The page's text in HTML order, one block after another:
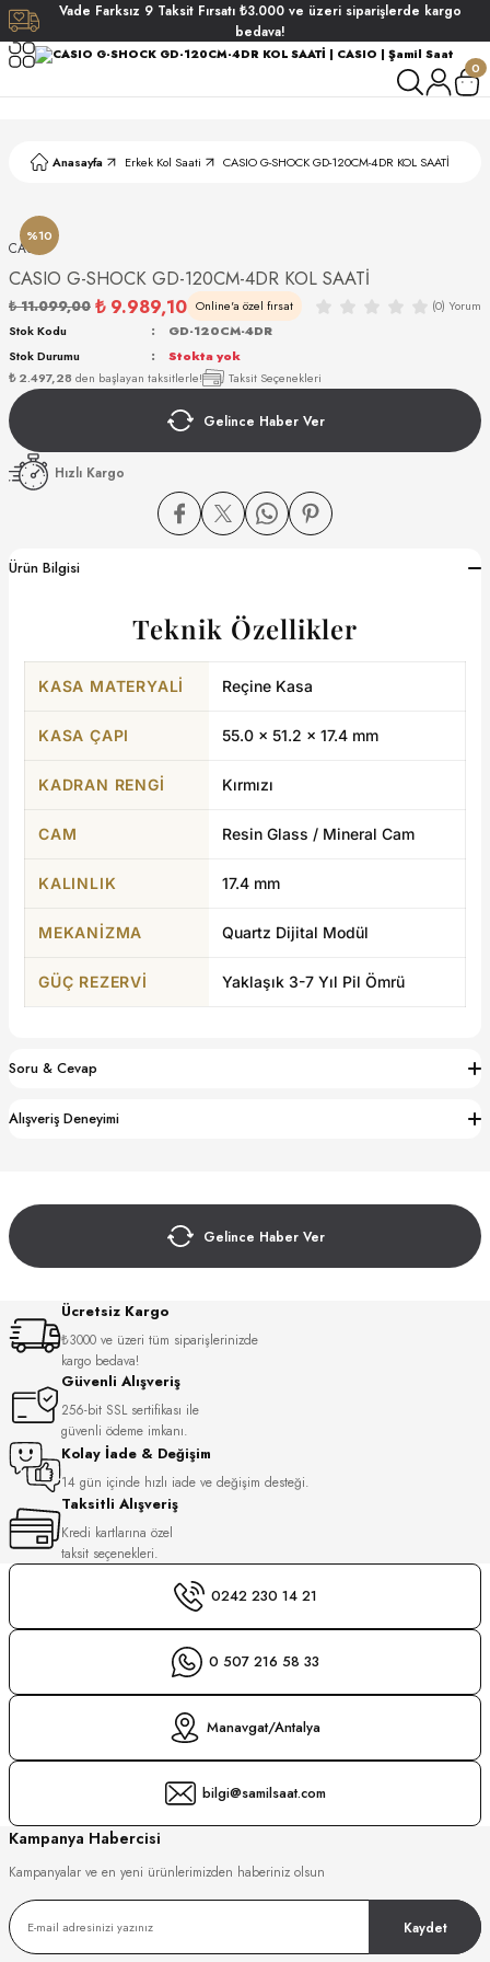
Vade Farksız 9 Taksit Fırsatı ₺3.000 ve üzeri siparişlerde kargo
bedava!
0
Anasayfa Erkek Kol Saati CASIO G-SHOCK GD-120CM-4DR KOL SAATİ
%10
CASIO
CASIO G-SHOCK GD-120CM-4DR KOL SAATİ
₺ 11.099,00 ₺ 9.989,10 Online'a özel fırsat (0) Yorum
₺ 2.497,28 den başlayan taksitlerle! Taksit Seçenekleri
Stok Kodu
GD-120CM-4DR
Stok Durumu
Stokta yok
Gelince Haber Ver
Hızlı Kargo
Ürün Bilgisi
Teknik Özellikler
KASA MATERYALI Reçine Kasa
KASA ÇAPI 55.0 × 51.2 × 17.4 mm
KADRAN RENGI Kırmızı
CAM Resin Glass / Mineral Cam
KALINLIK 17.4 mm
MEKANIZMA Quartz Dijital Modül
GÜÇ REZERVI Yaklaşık 3-7 Yıl Pil Ömrü
Soru & Cevap
Alışveriş Deneyimi
Gelince Haber Ver
Ücretsiz Kargo
₺3000 ve üzeri tüm siparişlerinizde
kargo bedava!
Güvenli Alışveriş
256-bit SSL sertifikası ile
güvenli ödeme imkanı.
Kolay İade & Değişim
14 gün içinde hızlı iade ve değişim desteği.
Taksitli Alışveriş
Kredi kartlarına özel
taksit seçenekleri.
0242 230 14 21
0 507 216 58 33
Manavgat/Antalya
bilgi@samilsaat.com
Kampanya Habercisi
Kampanyalar ve en yeni ürünlerimizden haberiniz olsun
Kaydet
MANOIR
WATCH
WATCH